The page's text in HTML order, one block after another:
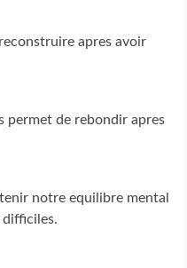
apres avoir
permet de rebondir apres
notre equilibre mental
difficiles.